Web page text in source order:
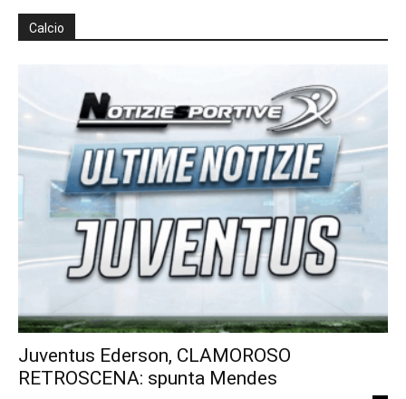
Calcio
Juventus Ederson, CLAMOROSO
RETROSCENA: spunta Mendes